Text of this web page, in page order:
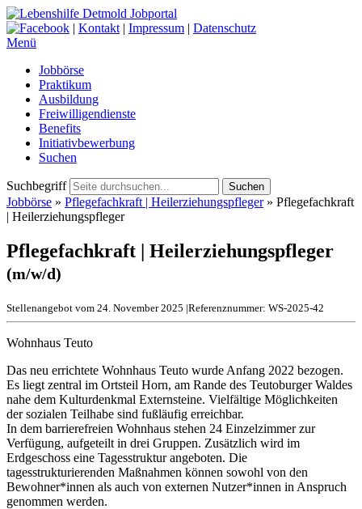
| Kontakt | Impressum | Datenschutz
Menü
Jobbörse
Praktikum
Ausbildung
Freiwilligendienste
Benefits
Initiativbewerbung
Suchen
Suchbegriff Suchen
Jobbörse » Pflegefachkraft | Heilerziehungspfleger» Pflegefachkraft
| Heilerziehungspfleger
Pflegefachkraft | Heilerziehungspfleger
(m/w/d)
Stellenangebot vom 24. November 2025 |Referenznummer: WS-2025-42
Wohnhaus Teuto
Das neu errichtete Wohnhaus Teuto wurde Anfang 2022 bezogen.
Es liegt zentral im Ortsteil Horn, am Rande des Teutoburger Waldes
nahe dem Kulturdenkmal Externsteine. Vielfältige Möglichkeiten
der sozialen Teilhabe sind fußläufig erreichbar.
In dem barrierefreien Wohnhaus stehen 24 Einzelzimmer zur
Verfügung, aufgeteilt in drei Gruppen. Zusätzlich wird im
Erdgeschoss eine Tagesstruktur angeboten. Die
tagesstrukturierenden Maßnahmen können sowohl von den
Bewohner*innen als auch von externen Nutzer*innen in Anspruch
genommen werden.